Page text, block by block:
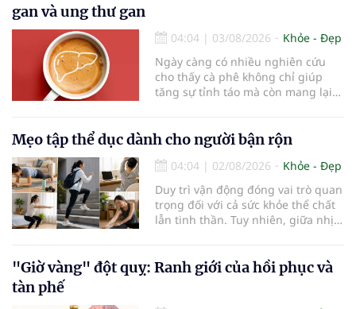
sống chung với bệnh, trong đó
70% trường hợp.
gan và ung thư gan
04:04 | 03/08/2026
Khỏe - Đẹp
Ngày càng có nhiều nghiên cứu
cho thấy cà phê không chỉ giúp
tăng sự tỉnh táo mà còn mang lại
đóng vai trò lọc độc tố, chuyển hóa
thuốc và dự trữ nhiều vitamin,
khoáng chất thiết yếu nhưng cũng
rất dễ bị tổn thương…
Mẹo tập thể dục dành cho người bận rộn
04:04 | 02/08/2026
Khỏe - Đẹp
Duy trì vận động đóng vai trò quan
trọng đối với cả sức khỏe thể chất
lẫn tinh thần. Tuy nhiên, giữa nhịp
cho các hoạt động tập luyện
thường trở thành một thách thức
"Giờ vàng" đột quỵ: Ranh giới của hồi phục và
tàn phế